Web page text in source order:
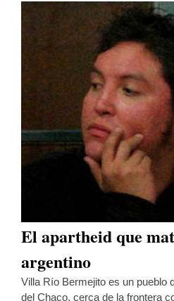
El apartheid que
argentino
Villa Río Bermejito es un pueblo
del Chaco, cerca de la frontera